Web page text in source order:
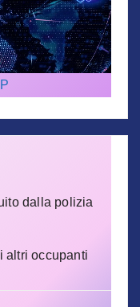
dalla polizia
altri occupanti